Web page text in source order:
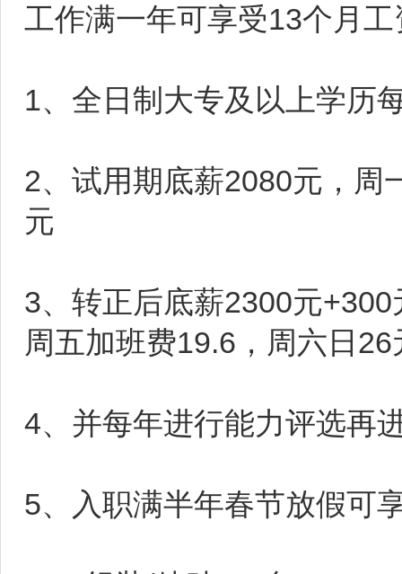
工作满一年可享受13个月
1、全日制大专及以上学历
2、试用期底薪2080元，周
元
3、转正后底薪2300元
周五加班费19.6，周六日26
4、并每年进行能力评选再
5、入职满半年春节放假可